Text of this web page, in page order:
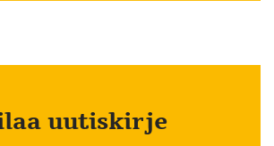
uutiskirje